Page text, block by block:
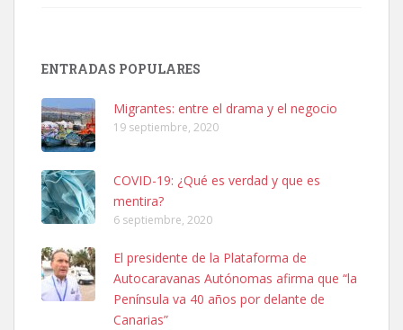
Leales.org » Gran Canaria
Ninfa perdida
El día 5 se los perdió una ninfa papillera, asustada tiene miedo a la
calle, se perdió por la zon...
Leales.org » Gran Canaria
6.7.2025
ENTRADAS POPULARES
Migrantes: entre el drama y el negocio
19 septiembre, 2020
COVID-19: ¿Qué es verdad y que es
mentira?
6 septiembre, 2020
El presidente de la Plataforma de
Autocaravanas Autónomas afirma que “la
Península va 40 años por delante de
Canarias”